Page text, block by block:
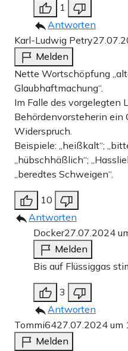
1
Antworten
Karl-Ludwig Petry
Melden
Nette Wortschöpfung
Glaubhaftmachung“.
Im Falle des vorgelegten
Behördenvorsteherin ein
Widerspruch.
Beispiele: „heißkalt“;
„hübschhäßlich“;
„beredtes Schweigen“.
10
Antworten
Docker27.07.2024
Melden
Bis auf Flüssiggas
3
Antworten
Tommi6427.07.2024 um
Melden